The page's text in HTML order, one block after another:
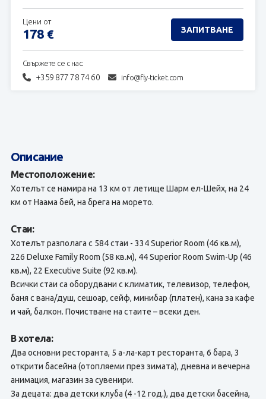
Свържете се с нас:
+359 877 78 74 60 info@fly-ticket.com
Цени от
178 € ЗАПИТВАНЕ
Описание
Местоположение:
Хотелът се намира на 13 км от летище Шарм ел-Шейх, на 24
км от Наама бей, на брега на морето.
Стаи:
Хотелът разполага с 584 стаи - 334 Superior Room (46 кв.м),
226 Deluxe Family Room (58 кв.м), 44 Superior Room Swim-Up (46
кв.м), 22 Executive Suite (92 кв.м).
Всички стаи са оборудвани с климатик, телевизор, телефон,
баня с вана/душ, сешоар, сейф, минибар (платен), кана за кафе
и чай, балкон. Почистване на стаите – всеки ден.
В хотела:
Два oсновни ресторантa, 5 а-ла-карт ресторанта, 6 бара, 3
открити басейна (отопляеми през зимата), дневна и вечерна
анимация, магазин за сувенири.
За децата: два детски клуба (4 -12 год.), два детски басейна,